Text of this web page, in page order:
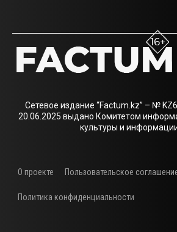
Сетевое издание “Factum.kz” – №
20.06.2025 выдано Комитетом
культуры и
О проекте Пользовательское
Политика конфиденциальности